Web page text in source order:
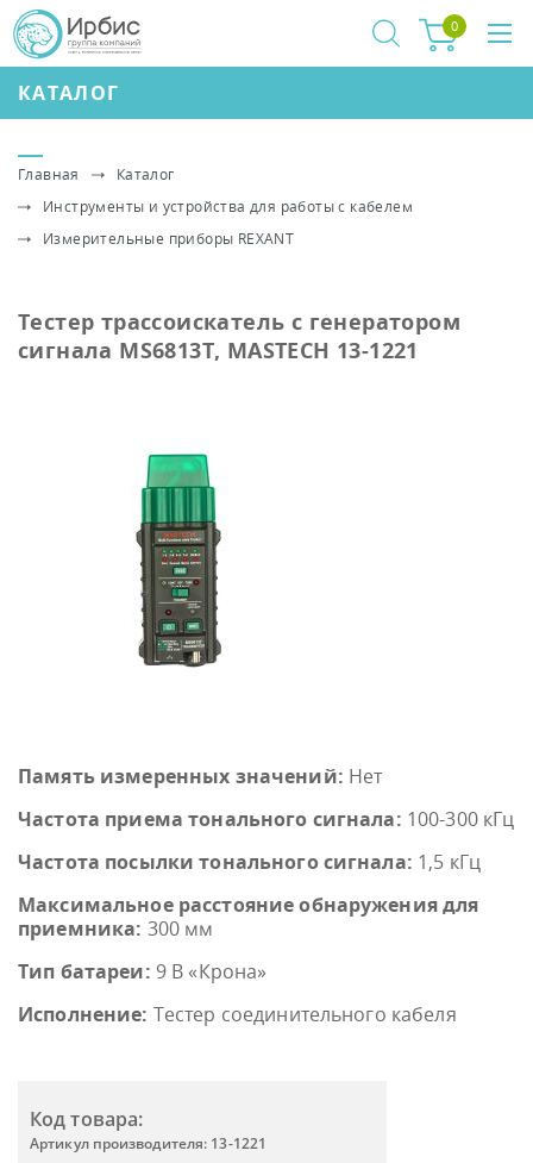
КАТАЛОГ
0
Главная
Каталог
Инструменты и устройства для работы с кабелем
Измерительные приборы REXANT
Тестер трассоискатель с генератором
сигнала MS6813T, MASTECH 13-1221
Память измеренных значений: Нет
Частота приема тонального сигнала: 100-300 кГц
Частота посылки тонального сигнала: 1,5 кГц
Максимальное расстояние обнаружения для
приемника: 300 мм
Тип батареи: 9 В «Крона»
Исполнение: Тестер соединительного кабеля
Код товара:
Артикул производителя: 13-1221